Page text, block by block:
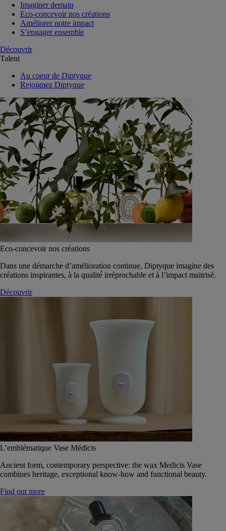
Imaginer demain
Eco-concevoir nos créations
Améliorer notre impact
S’engager ensemble
Découvrir
Talent
Au coeur de Diptyque
Rejoignez Diptyque
Eco-concevoir nos créations
Dans une démarche d’amélioration continue, Diptyque imagine des
créations inspirantes, à la qualité́ irréprochable et à l’impact maitrisé.
Découvrir
L’emblématique Vase Médicis
Ancient form, contemporary perspective: the wax Medicis Vase
combines heritage, exceptional know-how and functional beauty.
Find out more